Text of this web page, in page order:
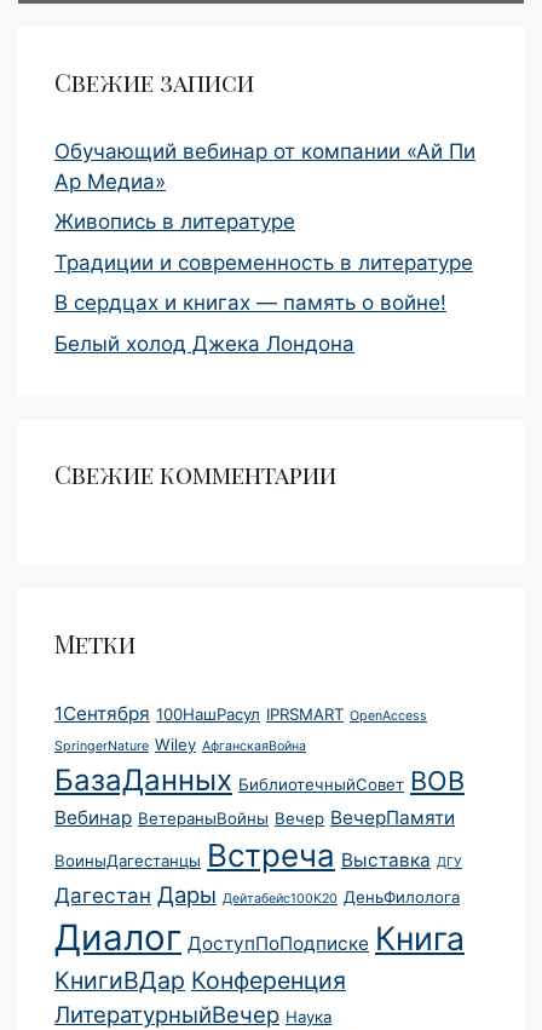
Свежие записи
Обучающий вебинар от компании «Ай Пи
Ар Медиа»
Живопись в литературе
Традиции и современность в литературе
В сердцах и книгах — память о войне!
Белый холод Джека Лондона
Свежие комментарии
Метки
1Сентября 100НашРасул IPRSMART OpenAccess
SpringerNature Wiley АфганскаяВойна
БазаДанных БиблиотечныйСовет ВОВ
Вебинар ВетераныВойны Вечер ВечерПамяти
ВоиныДагестанцы Встреча Выставка ДГУ
Дагестан Дары Дейтабейс100К20 ДеньФилолога
Диалог ДоступПоПодписке Книга
КнигиВДар Конференция
ЛитературныйВечер Наука